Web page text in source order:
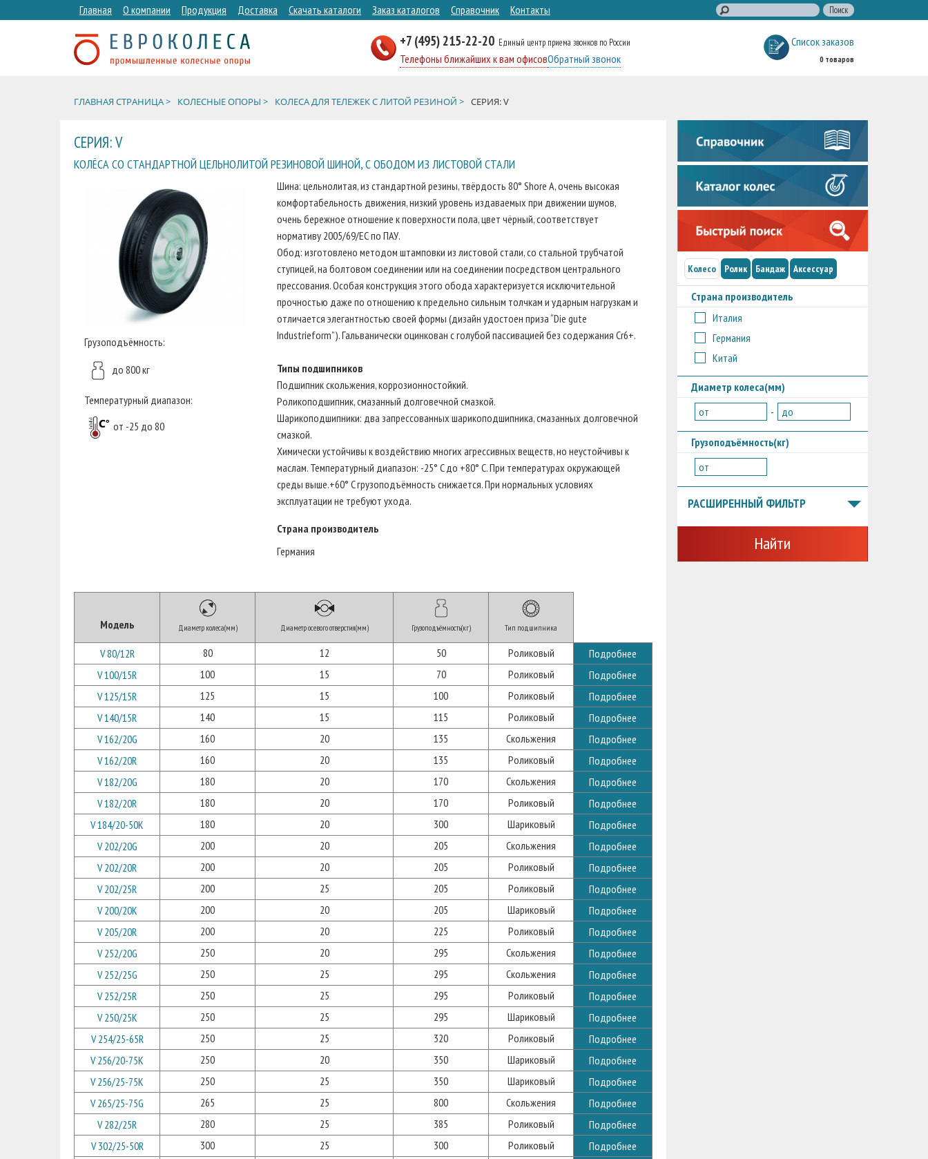
Главная О компании Продукция Доставка Скачать каталоги Заказ каталогов Справочник Контакты
+7 (495) 215-22-20 Единый центр приема звонков по России
Телефоны ближайших к вам офисовОбратный звонок
Список заказов
0 товаров
ГЛАВНАЯ СТРАНИЦА > КОЛЕСНЫЕ ОПОРЫ > КОЛЕСА ДЛЯ ТЕЛЕЖЕК С ЛИТОЙ РЕЗИНОЙ > СЕРИЯ: V
СЕРИЯ: V
КОЛЁСА СО СТАНДАРТНОЙ ЦЕЛЬНОЛИТОЙ РЕЗИНОВОЙ ШИНОЙ, С ОБОДОМ ИЗ ЛИСТОВОЙ СТАЛИ
Грузоподъёмность:
до 800 кг
Температурный диапазон:
от -25 до 80
Шина: цельнолитая, из стандартной резины, твёрдость 80° Shore A, очень высокая
комфортабельность движения, низкий уровень издаваемых при движении шумов,
очень бережное отношение к поверхности пола, цвет чёрный, соответствует
нормативу 2005/69/ЕС по ПАУ.
Обод: изготовлено методом штамповки из листовой стали, со стальной трубчатой
ступицей, на болтовом соединении или на соединении посредством центрального
прессования. Особая конструкция этого обода характеризуется исключительной
прочностью даже по отношению к предельно сильным толчкам и ударным нагрузкам и
отличается элегантностью своей формы (дизайн удостоен приза “Die gute
Industrieform”). Гальванически оцинкован с голубой пассивацией без содержания Cr6+.
Типы подшипников
Подшипник скольжения, коррозионностойкий.
Роликоподшипник, смазанный долговечной смазкой.
Шарикоподшипники: два запрессованных шарикоподшипника, смазанных долговечной
смазкой.
Химически устойчивы к воздействию многих агрессивных веществ, но неустойчивы к
маслам. Температурный диапазон: -25° C до +80° C. При температурах окружающей
среды выше.+60° C грузоподъёмность снижается. При нормальных условиях
эксплуатации не требуют ухода.
Страна производитель
Германия
Модель Диаметр колеса(мм) Диаметр осевого отверстия(мм) Грузоподъёмность(кг) Тип подшипника
V 80/12R 80 12 50 Роликовый
Подробнее
V 100/15R
100 15 70 Роликовый
Подробнее
V 125/15R
125 15 100 Роликовый
Подробнее
V 140/15R
140 15 115 Роликовый
Подробнее
V 162/20G
160 20 135 Скольжения
Подробнее
V 162/20R
160 20 135 Роликовый
Подробнее
V 182/20G
180 20 170 Скольжения
Подробнее
V 182/20R
180 20 170 Роликовый
Подробнее
V 184/20-50K
180 20 300 Шариковый
Подробнее
V 202/20G
200 20 205 Скольжения
Подробнее
V 202/20R
200 20 205 Роликовый
Подробнее
V 202/25R
200 25 205 Роликовый
Подробнее
V 200/20K
200 20 205 Шариковый
Подробнее
V 205/20R
200 20 225 Роликовый
Подробнее
V 252/20G
250 20 295 Скольжения
Подробнее
V 252/25G
250 25 295 Скольжения
Подробнее
V 252/25R
250 25 295 Роликовый
Подробнее
V 250/25K
250 25 295 Шариковый
Подробнее
V 254/25-65R
250 25 320 Роликовый
Подробнее
V 256/20-75K
250 20 350 Шариковый
Подробнее
V 256/25-75K
250 25 350 Шариковый
Подробнее
V 265/25-75G
265 25 800 Скольжения
Подробнее
V 282/25R
280 25 385 Роликовый
Подробнее
V 302/25-50R
300 25 300 Роликовый
Подробнее
Колесо Ролик Бандаж Аксессуар
Страна производитель
Италия
Германия
Китай
Диаметр колеса(мм)
от
- до
Грузоподъёмность(кг)
от
РАСШИРЕННЫЙ ФИЛЬТР
Найти